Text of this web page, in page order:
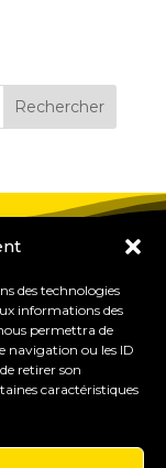
des technologies
informations des
permettra de
navigation ou les ID
retirer son
caractéristiques